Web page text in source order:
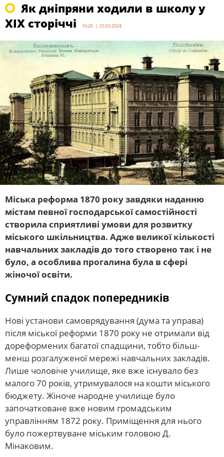
Як дніпряни ходили в школу у
XIX сторіччі
16:26 | 23.03.2024
Міська реформа 1870 року завдяки наданню
містам певної господарської самостійності
створила сприятливі умови для розвитку
міського шкільництва. Адже великої кількості
навчальних закладів до того створено так і не
було, а особлива прогалина була в сфері
жіночої освіти.
Сумний спадок попередників
Нові установи самоврядування (дума та управа)
після міської реформи 1870 року не отримали від
дореформених багатої спадщини, тобто більш-
менш розгалуженої мережі навчальних закладів.
Лише чоловіче училище, яке вже існувало без
малого 70 років, утримувалося на кошти міського
бюджету. Жіноче народне училище було
започатковане вже новим громадським
управлінням 1872 року. Приміщення для нього
було пожертвуване міським головою Д.
Мінаковим.